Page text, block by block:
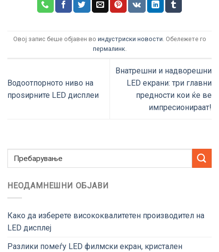
Овој запис беше објавен во индустриски новости. Обележете го
пермалинк.
Водоотпорното ниво на
проѕирните LED дисплеи
Внатрешни и надворешни
LED екрани: три главни
предности кои ќе ве
импресионираат!
НЕОДАМНЕШНИ ОБЈАВИ
Како да изберете висококвалитетен производител на
LED дисплеј
Разлики помеѓу LED филмски екран, кристален